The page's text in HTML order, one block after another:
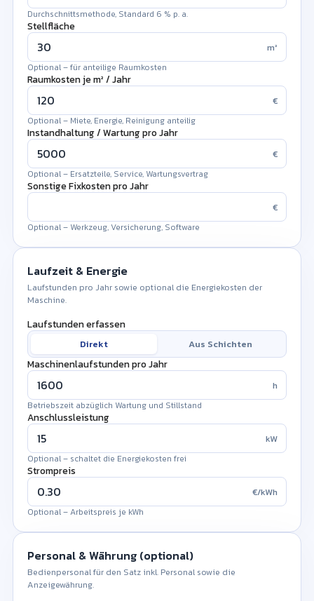
Durchschnittsmethode, Standard 6 % p. a.
Stellfläche
m²
Optional – für anteilige Raumkosten
Raumkosten je m² / Jahr
€
Optional – Miete, Energie, Reinigung anteilig
Instandhaltung / Wartung pro Jahr
€
Optional – Ersatzteile, Service, Wartungsvertrag
Sonstige Fixkosten pro Jahr
€
Optional – Werkzeug, Versicherung, Software
Laufzeit & Energie
Laufstunden pro Jahr sowie optional die Energiekosten der
Maschine.
Laufstunden erfassen
Direkt Aus Schichten
Maschinenlaufstunden pro Jahr
h
Betriebszeit abzüglich Wartung und Stillstand
Schichtstunden pro Tag
h
Produktive Stunden je Arbeitstag
Produktionstage pro Jahr
Anz.
!
Arbeitstage der Maschine im Jahr
Wartung, Rüsten, geplante Pausen
Maschinenlaufstunden pro Jahr
Anschlussleistung
kW
Optional – schaltet die Energiekosten frei
Strompreis
€/kWh
Optional – Arbeitspreis je kWh
Personal & Währung (optional)
Bedienpersonal für den Satz inkl. Personal sowie die
Anzeigewährung.